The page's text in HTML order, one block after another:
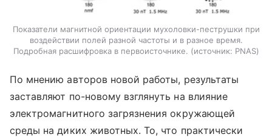
Показатели магнитной ориентации мухоловки-пеструшки при
воздействии полей разной частоты и в разное время.
Подробная расшифровка в первоисточнике.
источник: PNAS
По мнению авторов новой работы, результаты
заставляют по-новому взглянуть на влияние
электромагнитного загрязнения окружающей
среды на диких животных. То, что практически